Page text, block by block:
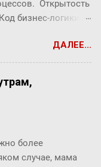
Открытость
бизнес-логики
заменять/
логику
HR-
рамках
вендора.
и
ДАЛЕЕ...
более
случае, мама